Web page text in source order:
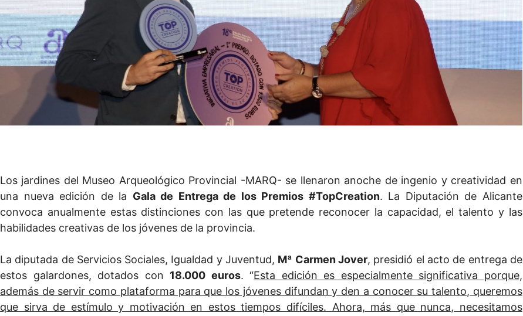
Los jardines del Museo Arqueológico Provincial -MARQ- se llenaron anoche de ingenio y creatividad en
una nueva edición de la Gala de Entrega de los Premios #TopCreation. La Diputación de Alicante
convoca anualmente estas distinciones con las que pretende reconocer la capacidad, el talento y las
habilidades creativas de los jóvenes de la provincia.
La diputada de Servicios Sociales, Igualdad y Juventud, Mª Carmen Jover, presidió el acto de entrega de
estos galardones, dotados con 18.000 euros. “Esta edición es especialmente significativa porque,
además de servir como plataforma para que los jóvenes difundan y den a conocer su talento, queremos
que sirva de estímulo y motivación en estos tiempos difíciles. Ahora, más que nunca, necesitamos